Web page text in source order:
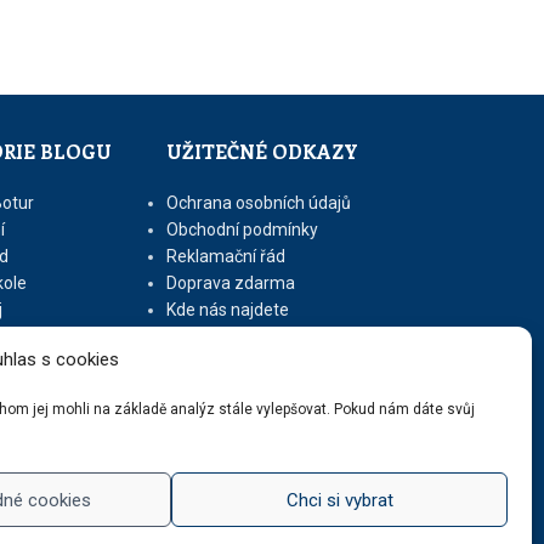
s cookies
jej mohli na základě analýz stále vylepšovat. Pokud nám dáte svůj
cookies Chci si vybrat
BLOGU UŽITEČNÉ ODKAZY
Ochrana osobních údajů
Obchodní podmínky
Reklamační řád
Doprava zdarma
Kde nás najdete